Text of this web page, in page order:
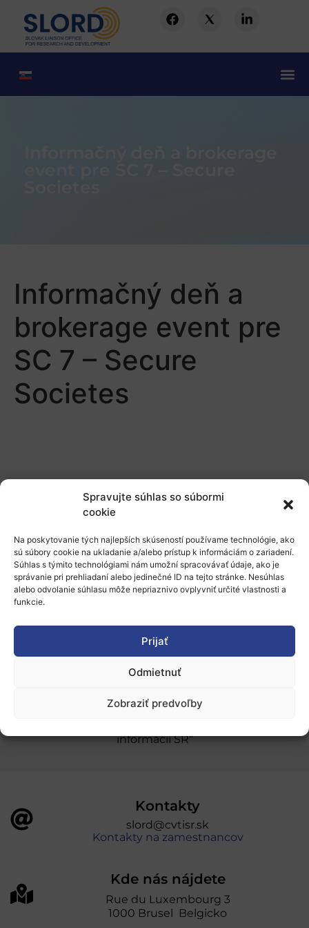
Spravujte súhlas so súbormi
cookie
Na poskytovanie tých najlepších skúseností používame technológie, ako
sú súbory cookie na ukladanie a/alebo prístup k informáciám o zariadení.
Súhlas s týmito technológiami nám umožní spracovávať údaje, ako je
správanie pri prehliadaní alebo jedinečné ID na tejto stránke. Nesúhlas
alebo odvolanie súhlasu môže nepriaznivo ovplyvniť určité vlastnosti a
funkcie.
Prijať
Odmietnuť
Zobraziť predvoľby
Informačný deň a
brokerage event pre
SC 7 – Secure
Societes
Naše služby
Financovanie a podpora
Stáže a pobyty
Ochrana osobných údajov
úniou v rámci Programu Slovensko. Portál
informácií SR“
Kontakty
slord@cvtisr.sk
Kontakty na zamestnancov
Kde nás nájdete
Rue du Luxembourg 3
1000 Brusel Belgicko